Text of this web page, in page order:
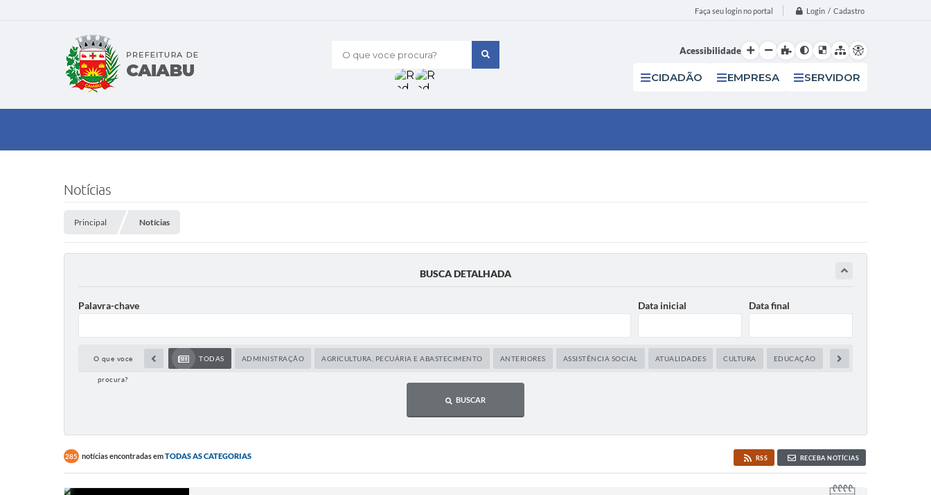
Faça seu login no portal Login / Cadastro
O que voce procura? Acessibilidade
CIDADÃO EMPRESA SERVIDOR
Notícias
Principal Notícias
BUSCA DETALHADA
Palavra-chave Data inicial Data final
O que voce
procura?
TODAS ADMINISTRAÇÃO AGRICULTURA, PECUÁRIA E ABASTECIMENTO ANTERIORES ASSISTÊNCIA SOCIAL ATUALIDADES CULTURA EDUCAÇÃO ESPORTES,LAZER E
BUSCAR
285 notícias encontradas emTODAS AS CATEGORIAS RSS RECEBA NOTÍCIAS